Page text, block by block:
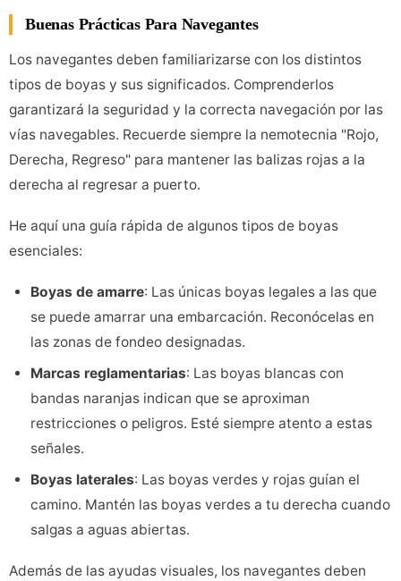
Buenas Prácticas Para Navegantes
Los navegantes deben familiarizarse con los distintos
tipos de boyas y sus significados. Comprenderlos
garantizará la seguridad y la correcta navegación por las
vías navegables. Recuerde siempre la nemotecnia "Rojo,
Derecha, Regreso" para mantener las balizas rojas a la
derecha al regresar a puerto.
He aquí una guía rápida de algunos tipos de boyas
esenciales:
Boyas de amarre: Las únicas boyas legales a las que
se puede amarrar una embarcación. Reconócelas en
las zonas de fondeo designadas.
Marcas reglamentarias: Las boyas blancas con
bandas naranjas indican que se aproximan
restricciones o peligros. Esté siempre atento a estas
señales.
Boyas laterales: Las boyas verdes y rojas guían el
camino. Mantén las boyas verdes a tu derecha cuando
salgas a aguas abiertas.
Además de las ayudas visuales, los navegantes deben